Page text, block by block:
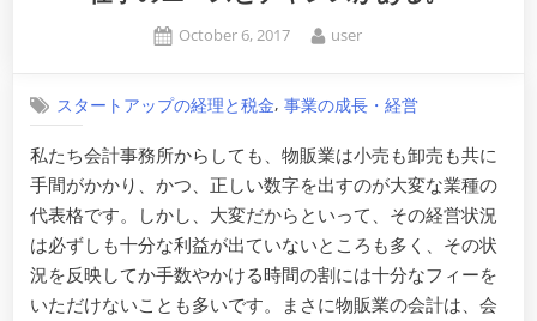
Posted
October 6, 2017 By
user
スタートアップの経理と税金,事業の成長・経営
私たち会計事務所からしても、物販業は小売も卸売も共に
手間がかかり、かつ、正しい数字を出すのが大変な業種の
代表格です。しかし、大変だからといって、その経営状況
は必ずしも十分な利益が出ていないところも多く、その状
況を反映してか手数やかける時間の割には十分なフィーを
いただけないことも多いです。まさに物販業の会計は、会